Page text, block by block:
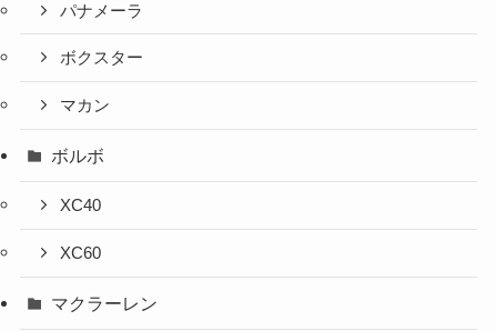
パナメーラ
ボクスター
マカン
ボルボ
XC40
XC60
マクラーレン